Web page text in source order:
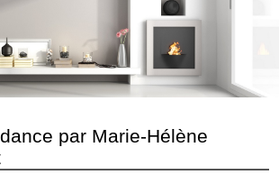
par Marie-Hélène